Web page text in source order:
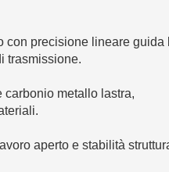
con precisione lineare guida
trasmissione.
carbonio metallo lastra,
aperto e stabilità